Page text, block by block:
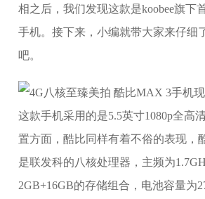
相之后，我们发现这款是koobee旗下
手机。接下来，小编就带大家来仔细
吧。
这款手机采用的是5.5英寸1080p全高
置方面，酷比同样有着不俗的表现，
是联发科的八核处理器，主频为
2GB+16GB的存储组合，电池容量为